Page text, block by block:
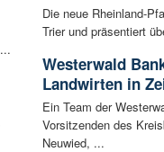
Die neue Rheinland-
Trier und präsentiert
Westerwald
Landwirten in
Ein Team der
Vorsitzenden des
Neuwied, ...